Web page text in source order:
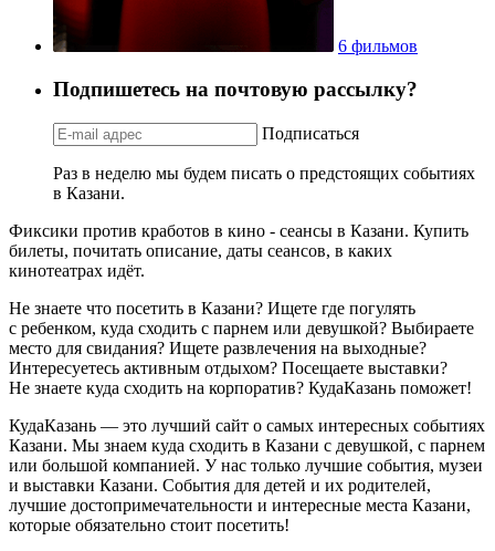
6 фильмов
Подпишетесь на почтовую рассылку?
Подписаться
Раз в неделю мы будем писать о предстоящих событиях
в Казани.
Фиксики против кработов в кино - сеансы в Казани. Купить
билеты, почитать описание, даты сеансов, в каких
кинотеатрах идёт.
Не знаете что посетить в Казани? Ищете где погулять
с ребенком, куда сходить с парнем или девушкой? Выбираете
место для свидания? Ищете развлечения на выходные?
Интересуетесь активным отдыхом? Посещаете выставки?
Не знаете куда сходить на корпоратив? КудаКазань поможет!
КудаКазань — это лучший сайт о самых интересных событиях
Казани. Мы знаем куда сходить в Казани с девушкой, с парнем
или большой компанией. У нас только лучшие события, музеи
и выставки Казани. События для детей и их родителей,
лучшие достопримечательности и интересные места Казани,
которые обязательно стоит посетить!